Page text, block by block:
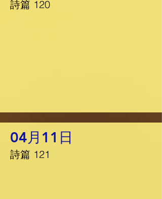
詩篇 120
04月11日
詩篇 121